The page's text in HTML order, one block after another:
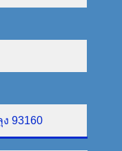
93160